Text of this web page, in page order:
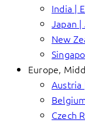
India |
Japan |
New
Europe,
Austria
Czech